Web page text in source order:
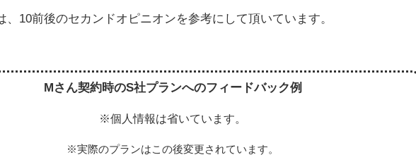
、10前後のセカンドオピニオンを参考にして頂いています。
Mさん契約時のS社プランへのフィードバック例
※個人情報は省いています。
※実際のプランはこの後変更されています。